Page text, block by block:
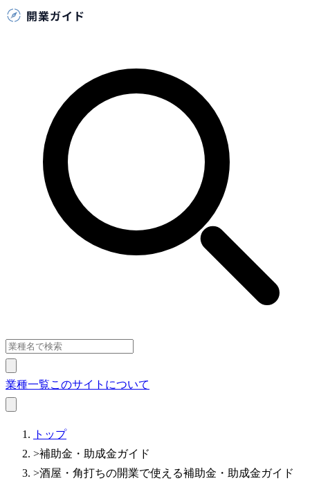
業種一覧このサイトについて
トップ
>補助金・助成金ガイド
>酒屋・角打ちの開業で使える補助金・助成金ガイド